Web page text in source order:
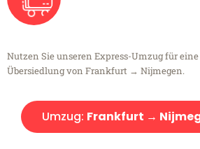
Nutzen Sie unseren Express-Umzug für
Übersiedlung von Frankfurt → Nijmegen.
Umzug: Frankfurt →